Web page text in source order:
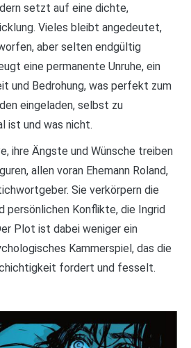
setzt auf eine dichte,
Vieles bleibt angedeutet,
aber selten endgültig
eine permanente Unruhe, ein
und Bedrohung, was perfekt zum
eingeladen, selbst zu
ist und was nicht.
ihre Ängste und Wünsche treiben
allen voran Ehemann Roland,
Sie verkörpern die
persönlichen Konflikte, die Ingrid
Plot ist dabei weniger ein
Kammerspiel, das die
fordert und fesselt.